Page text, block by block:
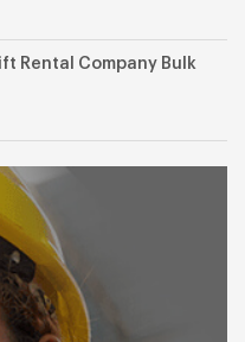
Rental Company Bulk